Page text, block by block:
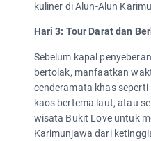
kuliner di Alun-Alun
Hari 3: Tour Darat dan
Sebelum kapal
bertolak, manfaatkan
cenderamata khas
kaos bertema laut, atau
wisata Bukit Love untuk
Karimunjawa dari